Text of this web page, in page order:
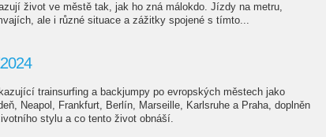
život ve městě tak, jak ho zná málokdo. Jízdy na metru,
ale i různé situace a zážitky spojené s tímto...
trainsurfing a backjumpy po evropských městech jako
Neapol, Frankfurt, Berlín, Marseille, Karlsruhe a Praha, doplněn
stylu a co tento život obnáší.